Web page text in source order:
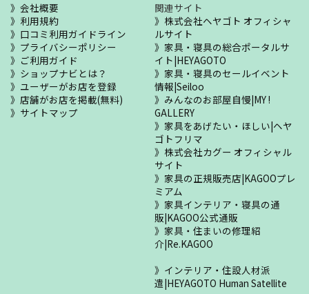
会社概要
利用規約
口コミ利用ガイドライン
プライバシーポリシー
ご利用ガイド
ショップナビとは？
ユーザーがお店を登録
店舗がお店を掲載(無料)
サイトマップ
関連サイト
株式会社ヘヤゴト オフィシャ
ルサイト
家具・寝具の総合ポータルサ
イト|HEYAGOTO
家具・寝具のセールイベント
情報|Seiloo
みんなのお部屋自慢|MY !
GALLERY
家具をあげたい・ほしい|ヘヤ
ゴトフリマ
株式会社カグー オフィシャル
サイト
家具の正規販売店|KAGOOプレ
ミアム
家具インテリア・寝具の通
販|KAGOO公式通販
家具・住まいの修理紹
介|Re.KAGOO
インテリア・住設人材派
遣|HEYAGOTO Human Satellite